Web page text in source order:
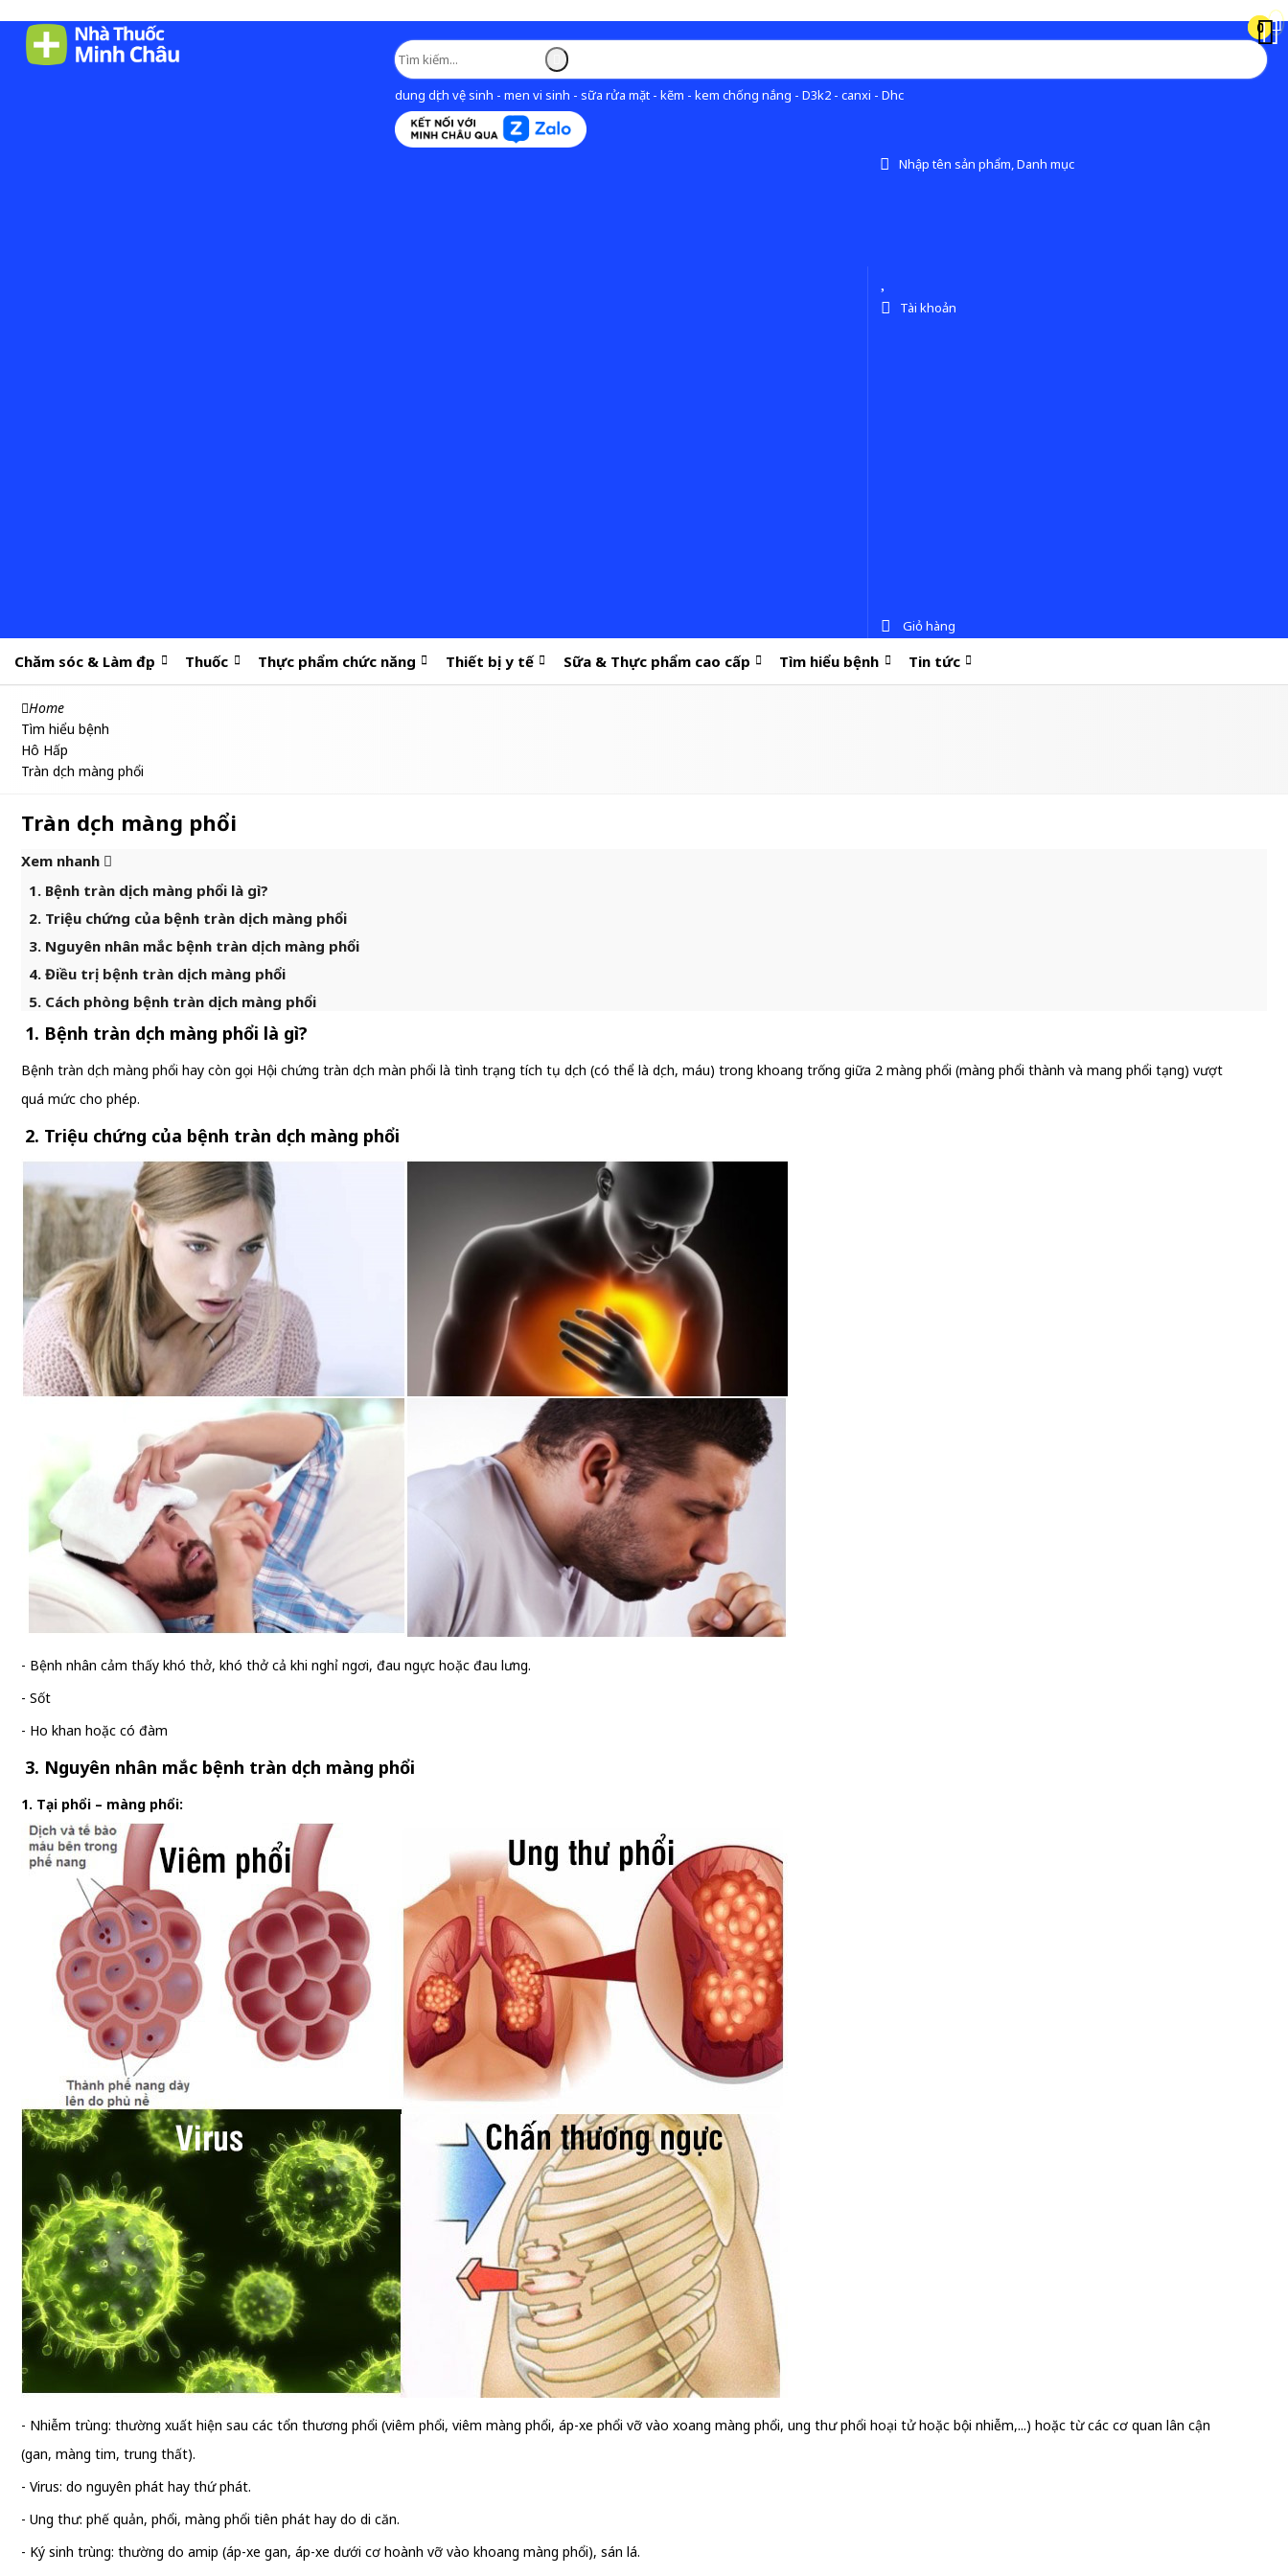
dung dịch vệ sinh - men vi sinh - sữa rửa mặt - kẽm - kem chống nắng - D3k2 - canxi - Dhc
Nhập tên sản phẩm, Danh mục
0
Tài khoản
0
Giỏ hàng
Chăm sóc & Làm đẹp Thuốc Thực phẩm chức năng Thiết bị y tế Sữa & Thực phẩm cao cấp Tìm hiểu bệnh Tin tức
Home
Tìm hiểu bệnh
Hô Hấp
Tràn dịch màng phổi
Tràn dịch màng phổi
Xem nhanh
1. Bệnh tràn dịch màng phổi là gì?
2. Triệu chứng của bệnh tràn dịch màng phổi
3. Nguyên nhân mắc bệnh tràn dịch màng phổi
4. Điều trị bệnh tràn dịch màng phổi
5. Cách phòng bệnh tràn dịch màng phổi
1. Bệnh tràn dịch màng phổi là gì?
Bệnh tràn dịch màng phổi hay còn gọi Hội chứng tràn dịch màn phổi là tình trạng tích tụ dịch (có thể là dịch, máu) trong khoang trống giữa 2 màng phổi (màng phổi thành và mang phổi tạng) vượt
quá mức cho phép.
2. Triệu chứng của bệnh tràn dịch màng phổi
- Bệnh nhân cảm thấy khó thở, khó thở cả khi nghỉ ngơi, đau ngực hoặc đau lưng.
- Sốt
- Ho khan hoặc có đàm
3. Nguyên nhân mắc bệnh tràn dịch màng phổi
1. Tại phổi – màng phổi:
- Nhiễm trùng: thường xuất hiện sau các tổn thương phổi (viêm phổi, viêm màng phổi, áp-xe phổi vỡ vào xoang màng phổi, ung thư phổi hoại tử hoặc bội nhiễm,...) hoặc từ các cơ quan lân cận
(gan, màng tim, trung thất).
- Virus: do nguyên phát hay thứ phát.
- Ung thư: phế quản, phổi, màng phổi tiên phát hay do di căn.
- Ký sinh trùng: thường do amip (áp-xe gan, áp-xe dưới cơ hoành vỡ vào khoang màng phổi), sán lá.